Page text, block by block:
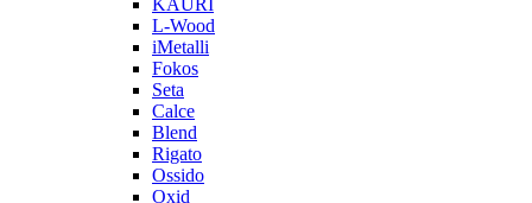
KAURI
L-Wood
iMetalli
Fokos
Seta
Calce
Blend
Rigato
Ossido
Oxid